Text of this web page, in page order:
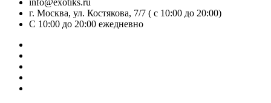
info@exotiks.ru
г. Москва, ул. Костякова, 7/7 ( с 10:00 до 20:00)
С 10:00 до 20:00 ежедневно